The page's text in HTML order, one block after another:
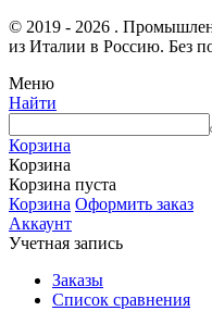
© 2019 - 2026 .
из Италии в Россию. Без
Меню
Найти
Корзина
Корзина
Корзина пуста
Корзина Оформить заказ
Аккаунт
Учетная запись
Заказы
Список сравнения